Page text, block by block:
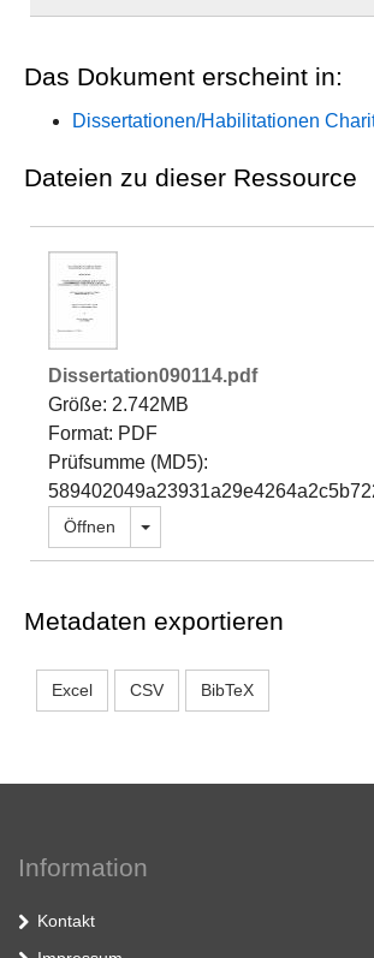
Das Dokument erscheint in:
Dissertationen/Habilitationen
Dateien zu dieser Ressource
Dissertation090114.pdf
Größe: 2.742MB
Format: PDF
Prüfsumme (MD5):
Öffnen Dropdown öffnen
Metadaten exportieren
Excel CSV BibTeX
Information
Kontakt